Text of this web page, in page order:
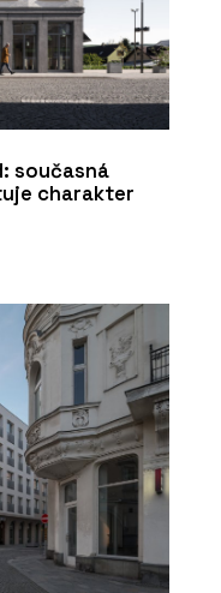
současná
charakter